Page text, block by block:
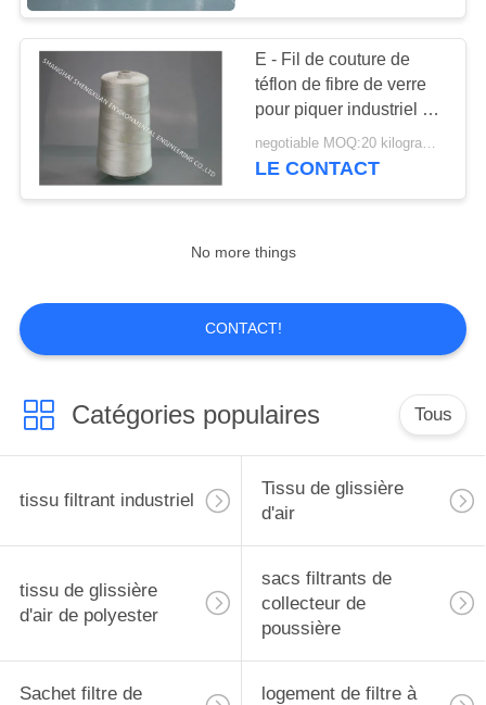
E - Fil de couture de
téflon de fibre de verre
pour piquer industriel à
hautes températures de
sac de poussière
negotiable MOQ:20 kilogrammes
LE CONTACT
No more things
CONTACT!
Catégories populaires Tous
tissu filtrant industriel
Tissu de glissière
d'air
tissu de glissière
d'air de polyester
sacs filtrants de
collecteur de
poussière
Sachet filtre de logement de filtre à